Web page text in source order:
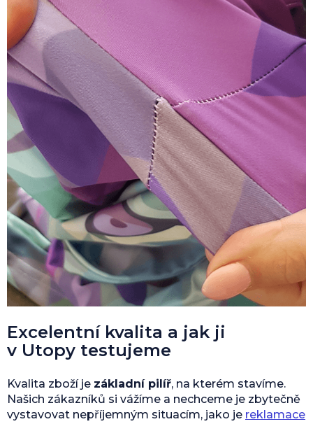
Excelentní kvalita a jak ji
v Utopy testujeme
Kvalita zboží je základní pilíř, na kterém stavíme.
Našich zákazníků si vážíme a nechceme je zbytečně
vystavovat nepříjemným situacím, jako je reklamace